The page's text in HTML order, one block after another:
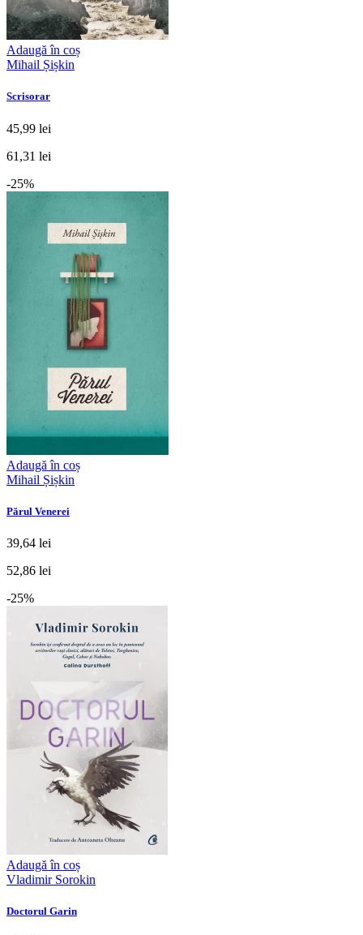
Adaugă în coș
Mihail Șișkin
Scrisorar
45,99 lei
61,31 lei
-25%
Adaugă în coș
Mihail Șișkin
Părul Venerei
39,64 lei
52,86 lei
-25%
Adaugă în coș
Vladimir Sorokin
Doctorul Garin